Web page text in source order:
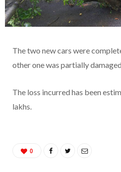
The two new cars were
other one was partially
The loss incurred has been
lakhs.
0